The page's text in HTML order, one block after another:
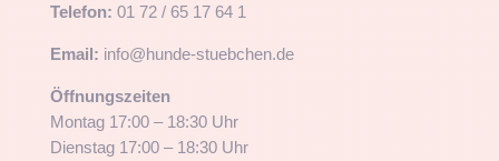
Telefon: 01 72 / 65 17 64 1
Email: info@hunde-stuebchen.de
Öffnungszeiten
Montag 17:00 – 18:30 Uhr
Dienstag 17:00 – 18:30 Uhr